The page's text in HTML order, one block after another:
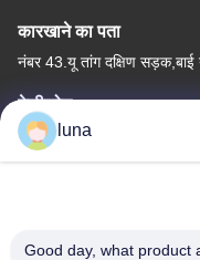
कारखाने का पता
नंबर 43.यू तांग दक्षिण
टेलीफोन
86-18902309680
luna
Good day, what product